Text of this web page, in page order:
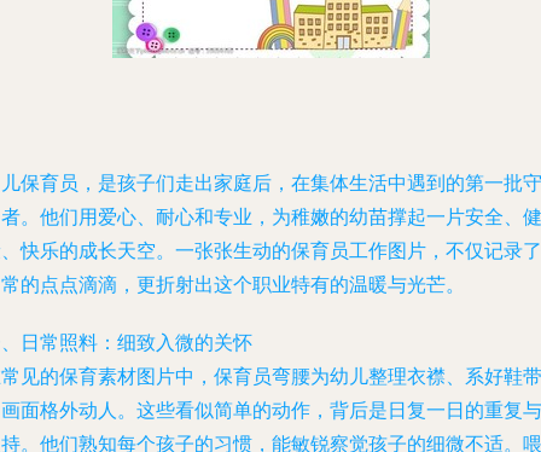
保育员，是孩子们走出家庭后，在集体生活中遇到的第一批守
。他们用爱心、耐心和专业，为稚嫩的幼苗撑起一片安全、健
快乐的成长天空。一张张生动的保育员工作图片，不仅记录了
的点点滴滴，更折射出这个职业特有的温暖与光芒。
日常照料：细致入微的关怀
见的保育素材图片中，保育员弯腰为幼儿整理衣襟、系好鞋带
面格外动人。这些看似简单的动作，背后是日复一日的重复与
。他们熟知每个孩子的习惯，能敏锐察觉孩子的细微不适。喂